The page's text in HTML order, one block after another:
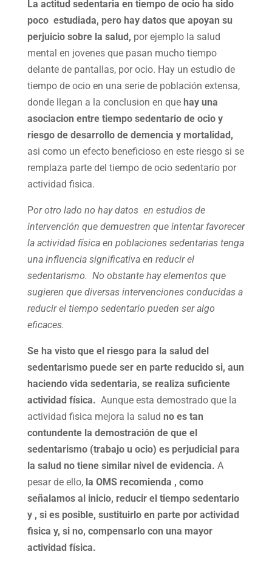
La actitud sedentaria en tiempo de ocio ha sido
poco estudiada, pero hay datos que apoyan su
perjuicio sobre la salud, por ejemplo la salud
mental en jovenes que pasan mucho tiempo
delante de pantallas, por ocio. Hay un estudio de
tiempo de ocio en una serie de población extensa,
donde llegan a la conclusion en que hay una
asociacion entre tiempo sedentario de ocio y
riesgo de desarrollo de demencia y mortalidad,
asi como un efecto beneficioso en este riesgo si se
remplaza parte del tiempo de ocio sedentario por
actividad fisica.
Por otro lado no hay datos en estudios de
intervención que demuestren que intentar favorecer
la actividad física en poblaciones sedentarias tenga
una influencia significativa en reducir el
sedentarismo. No obstante hay elementos que
sugieren que diversas intervenciones conducidas a
reducir el tiempo sedentario pueden ser algo
eficaces.
Se ha visto que el riesgo para la salud del
sedentarismo puede ser en parte reducido si, aun
haciendo vida sedentaria, se realiza suficiente
actividad física. Aunque esta demostrado que la
actividad fisica mejora la salud no es tan
contundente la demostración de que el
sedentarismo (trabajo u ocio) es perjudicial para
la salud no tiene similar nivel de evidencia. A
pesar de ello,la OMS recomienda , como
señalamos al inicio, reducir el tiempo sedentario
y , si es posible, sustituirlo en parte por actividad
fisica y, si no, compensarlo con una mayor
actividad física.